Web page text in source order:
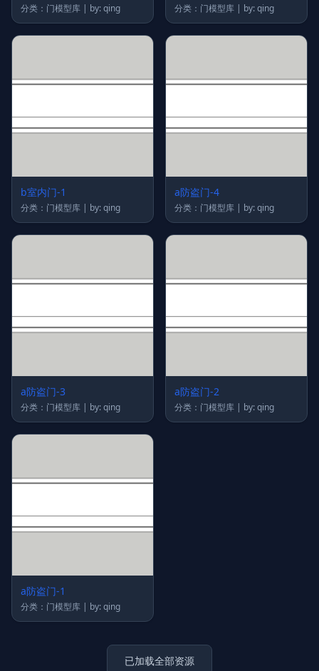
分类：门模型库 | by: qing 分类：门模型库 | by: qing
b室内门-1
分类：门模型库 | by: qing
a防盗门-4
分类：门模型库 | by: qing
a防盗门-3
分类：门模型库 | by: qing
a防盗门-2
分类：门模型库 | by: qing
a防盗门-1
分类：门模型库 | by: qing
已加载全部资源